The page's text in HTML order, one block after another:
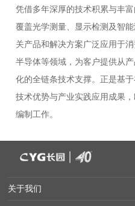
凭借多年深厚的技术积累与丰
覆盖光学测量、显示检测及智
关产品和解决方案广泛应用于
半导体等领域，为客户提供从
化的全链条技术支撑。正是基
技术优势与产业实践应用成果
编制工作。
关于我们